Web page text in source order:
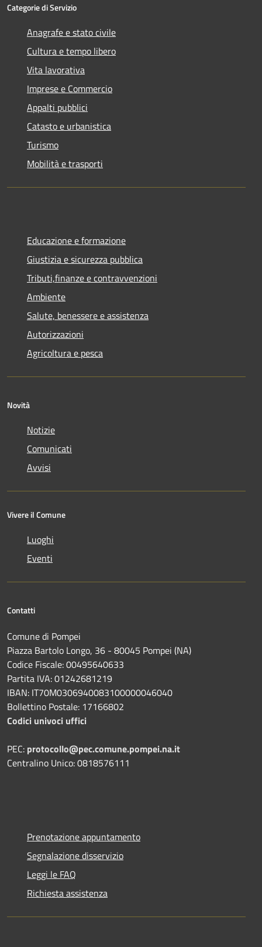
Categorie di Servizio
Anagrafe e stato civile
Cultura e tempo libero
Vita lavorativa
Imprese e Commercio
Appalti pubblici
Catasto e urbanistica
Turismo
Mobilità e trasporti
Educazione e formazione
Giustizia e sicurezza pubblica
Tributi,finanze e contravvenzioni
Ambiente
Salute, benessere e assistenza
Autorizzazioni
Agricoltura e pesca
Novità
Notizie
Comunicati
Avvisi
Vivere il Comune
Luoghi
Eventi
Contatti
Comune di Pompei
Piazza Bartolo Longo, 36 - 80045 Pompei (NA)
Codice Fiscale: 00495640633
Partita IVA: 01242681219
IBAN: IT70M0306940083100000046040
Bollettino Postale: 17166802
Codici univoci uffici
PEC: protocollo@pec.comune.pompei.na.it
Centralino Unico: 0818576111
Prenotazione appuntamento
Segnalazione disservizio
Leggi le FAQ
Richiesta assistenza